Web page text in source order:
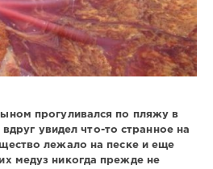
прогуливался по пляжу в
увидел что-то странное на
лежало на песке и еще
медуз никогда прежде не